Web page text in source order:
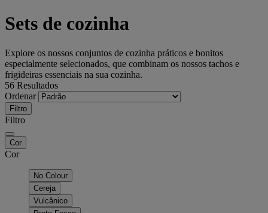
Sets de cozinha
Explore os nossos conjuntos de cozinha práticos e bonitos
especialmente selecionados, que combinam os nossos tachos e
frigideiras essenciais na sua cozinha.
56 Resultados
Ordenar
Filtro
Filtro
Cor
Cor
No Colour
Cereja
Vulcânico